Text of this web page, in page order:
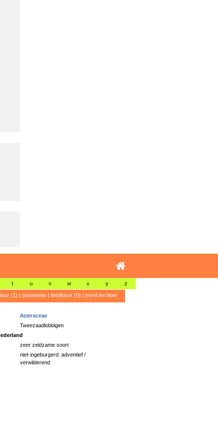
t u v w x y z
(1) | taxonomie| feedback (0) | trend en bloei
Asteraceae
Tweezaadlobbigen
zeer zeldzame soort
niet-ingeburgerd: adventief /
verwilderend